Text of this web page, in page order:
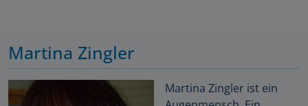
Martina Zingler
Martina Zingler ist ein